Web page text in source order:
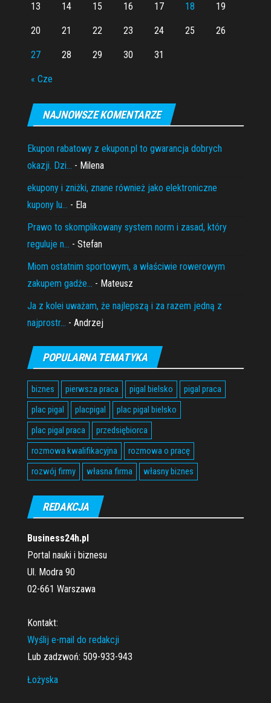
« Cze
13 14 15 16 17 18 19
20 21 22 23 24 25 26
27 28 29 30 31
NAJNOWSZE KOMENTARZE
Ekupon rabatowy z ekupon.pl to gwarancja dobrych
okazji. Dzi... - Milena
ekupony i zniżki, znane również jako elektroniczne
kupony lu... - Ela
Prawo to skomplikowany system norm i zasad, który
reguluje n... - Stefan
Miom ostatnim sportowym, a właściwie rowerowym
zakupem gadże... - Mateusz
Ja z kolei uważam, że najlepszą i za razem jedną z
najprostr... - Andrzej
POPULARNA TEMATYKA
biznes pierwsza praca pigal bielsko
pigal praca
plac pigal
placpigal
plac pigal bielsko
plac pigal praca
przedsiębiorca
rozmowa kwalifikacyjna
rozmowa o pracę
rozwój firmy
własna firma własny biznes
REDAKCJA
Business24h.pl
Portal nauki i biznesu
Ul. Modra 90
02-661 Warszawa
Kontakt:
Wyślij e-mail do redakcji
Lub zadzwoń: 509-933-943
Łożyska